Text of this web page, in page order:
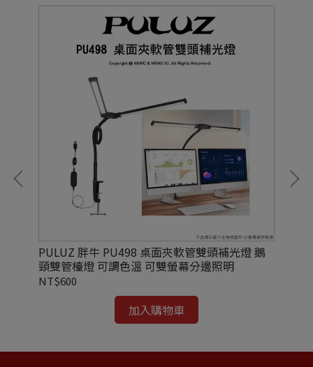
PULUZ 胖牛 PU498 桌面夾軟管雙頭補光燈 鵝
頸雙管檯燈 可調色溫 可雙螢幕分邊照明
NT$600
加入購物車